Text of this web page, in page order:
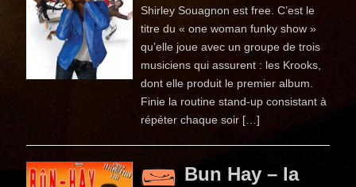
Shirley Souagnon est free. C’est le
titre du « one woman funky show »
qu’elle joue avec un groupe de trois
musiciens qui assurent : les Krooks,
dont elle produit le premier album.
Finie la routine stand-up consistant à
répéter chaque soir […]
Bun Hay – la